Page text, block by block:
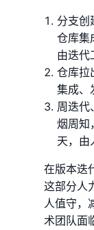
分支创
仓库集
由迭代
仓库拉
集成、
周迭代
烟周知
天，由
在版本迭
这部分人
人值守，
术团队面